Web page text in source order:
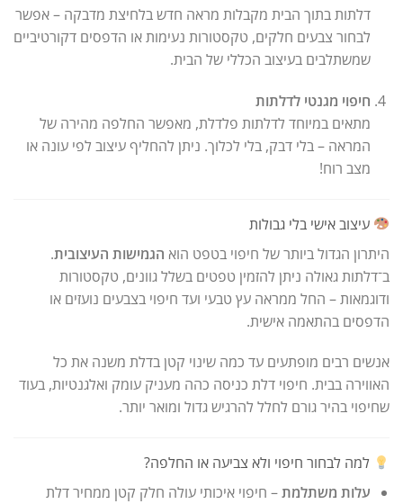
דלתות בתוך הבית מקבלות מראה חדש בלחיצת מדבקה – אפשר
לבחור צבעים חלקים, טקסטורות נעימות או הדפסים דקורטיביים
שמשתלבים בעיצוב הכללי של הבית.
חיפוי מגנטי לדלתות
מתאים במיוחד לדלתות פלדלת, מאפשר החלפה מהירה של
המראה – בלי דבק, בלי לכלוך. ניתן להחליף עיצוב לפי עונה או
מצב רוח!
עיצוב אישי בלי גבולות
היתרון הגדול ביותר של חיפוי בטפט הוא הגמישות העיצובית.
ב־דלתות גאולה ניתן להזמין טפטים בשלל גוונים, טקסטורות
ודוגמאות – החל ממראה עץ טבעי ועד חיפוי בצבעים נועזים או
הדפסים בהתאמה אישית.
אנשים רבים מופתעים עד כמה שינוי קטן בדלת משנה את כל
האווירה בבית. חיפוי דלת כניסה כהה מעניק עומק ואלגנטיות, בעוד
שחיפוי בהיר גורם לחלל להרגיש גדול ומואר יותר.
למה לבחור חיפוי ולא צביעה או החלפה?
עלות משתלמת– חיפוי איכותי עולה חלק קטן ממחיר דלת